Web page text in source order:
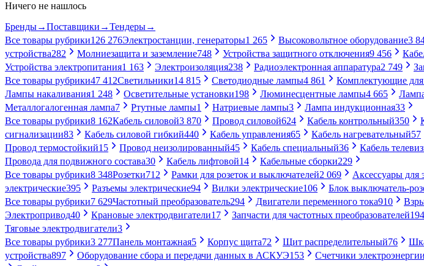
Ничего не нашлось
Бренды→Поставщики →Тендеры→
Все товары рубрики126 276Электростанции, генераторы1 265 Высоковольтное оборудование3
устройства282 Молниезащита и заземление748 Устройства защитного отключения9 456
Устройства электропитания1 163 Электроизоляция238 Радиоэлектронная аппаратура2 749
Все товары рубрики47 412Светильники14 815 Светодиодные лампы4 861 Комплектующие для
Лампы накаливания1 248 Осветительные установки198 Люминесцентные лампы4 665
Металлогалогенная лампа7 Ртутные лампы1 Натриевые лампы3 Лампа индукционная33
Все товары рубрики8 162Кабель силовой3 870 Провод силовой624 Кабель контрольный350
сигнализации83 Кабель силовой гибкий440 Кабель управления65 Кабель нагревательный57
Провод термостойкий15 Провод неизолированный45 Кабель специальный36 Кабель
Провода для подвижного состава30 Кабель лифтовой14 Кабельные сборки229
Все товары рубрики8 348Розетки712 Рамки для розеток и выключателей2 069 Аксессуары для
электрические395 Разъемы электрические94 Вилки электрические106 Блок выключатель-
Все товары рубрики7 629Частотный преобразователь294 Двигатели переменного тока910
Электропривод40 Крановые электродвигатели17 Запчасти для частотных преобразователей194
Тяговые электродвигатели3
Все товары рубрики3 277Панель монтажная5 Корпус щита72 Щит распределительный76
устройства897 Оборудование сбора и передачи данных в АСКУЭ153 Счетчики электроэнергии